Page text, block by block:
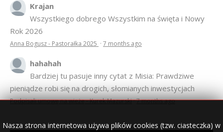
Krajan
Wszystkiego dobrego Wszystkim na święta i Nowy
Rok 2026
Anna Bogusz - Pastorałka 2025 · 7 months ago
hahahah
Bardziej tu pasuje inny cytat z Misia: Prawdziwe
pieniądze robi się na drogich, słomianych inwestycjach
Podpisali umowę na wieżę - Kurek Mazurski·7 months ago
Nasza strona internetowa używa plików cookies (tzw. ciasteczka) w